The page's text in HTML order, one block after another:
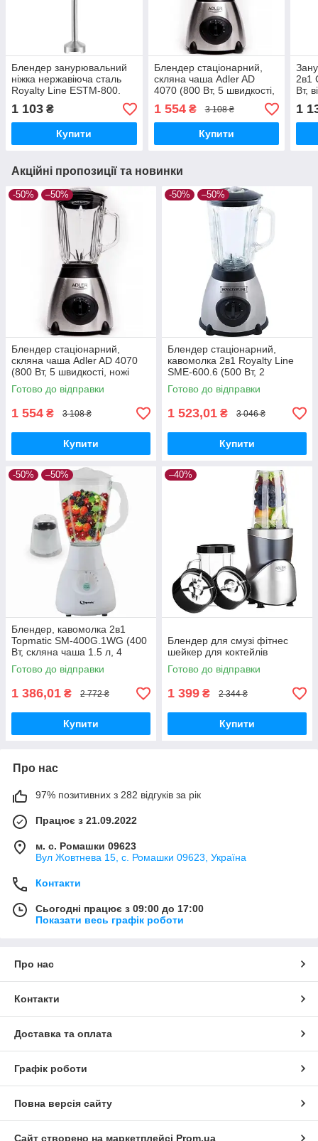
Блендер занурювальний
ніжка нержавіюча сталь
Royalty Line ESTM-800.
743.2 (800 Вт, 20
швидкостей, турбо)
1 103 ₴
Купити
Блендер стаціонарний,
скляна чаша Adler AD
4070 (800 Вт, 5 швидкості,
ножі нержавіюча сталь,
чаша 1.5 л)
1 554₴ 3 108 ₴
Купити
2в1
Вт,
1
Акційні пропозиції та новинки
-50% –50%
Блендер стаціонарний,
скляна чаша Adler AD 4070
(800 Вт, 5 швидкості, ножі
нержавіюча сталь, чаша 1.5
л)
Готово до відправки
1 554 ₴ 3 108 ₴
Купити
-50% –50%
Блендер стаціонарний,
кавомолка 2в1 Royalty Line
SME-600.6 (500 Вт, 2
швидкості, чаша 1.5 л)
Готово до відправки
1 523,01 ₴ 3 046 ₴
Купити
-50% –50%
Блендер, кавомолка 2в1
Topmatic SM-400G.1WG (400
Вт, скляна чаша 1.5 л, 4
швидкості, імтульс режим)
Готово до відправки
1 386,01 ₴ 2 772 ₴
Купити
–40%
Блендер для смузі фітнес
шейкер для коктейлів
Готово до відправки
1 399 ₴ 2 344 ₴
Купити
Про нас
97% позитивних з 282 відгуків за рік
Працює з 21.09.2022
м. с. Ромашки 09623
Вул Жовтнева 15, с. Ромашки 09623, Україна
Контакти
Сьогодні працює з 09:00 до 17:00
Показати весь графік роботи
Про нас
Контакти
Доставка та оплата
Графік роботи
Повна версія сайту
Сайт створено на маркетплейсі Prom.ua